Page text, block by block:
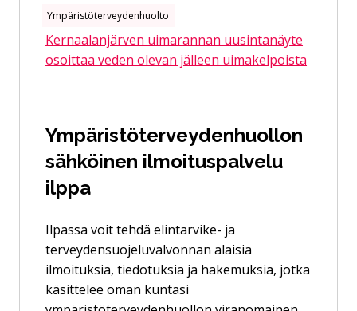
Ympäristöterveydenhuolto
Kernaalanjärven uimarannan uusintanäyte
osoittaa veden olevan jälleen uimakelpoista
Ympäristöterveydenhuollon
sähköinen ilmoituspalvelu
ilppa
Ilpassa voit tehdä elintarvike- ja
terveydensuojeluvalvonnan alaisia
ilmoituksia, tiedotuksia ja hakemuksia, jotka
käsittelee oman kuntasi